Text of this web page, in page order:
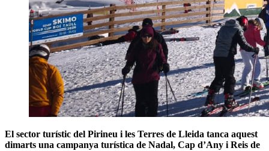
El sector turístic del Pirineu i les Terres de Lleida tanca aquest
dimarts una campanya turística de Nadal, Cap d’Any i Reis de